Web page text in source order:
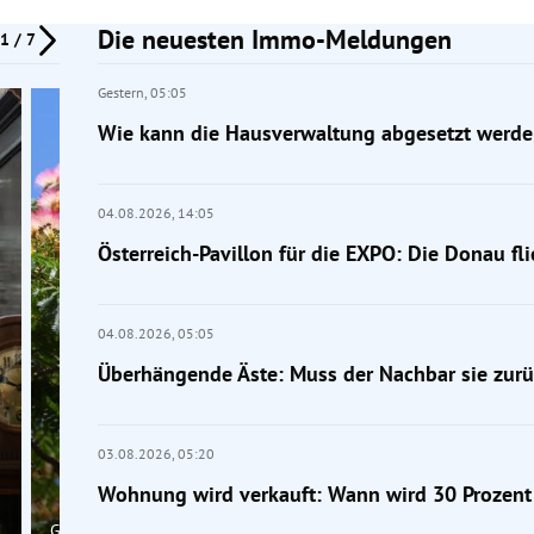
1 / 7 Die neuesten Immo-Meldungen
Gestern, 05:05
Wie kann die Hausverwaltung abgesetzt
04.08.2026, 14:05
Österreich-Pavillon für die EXPO: Die Donau
04.08.2026, 05:05
Überhängende Äste: Muss der Nachbar sie
03.08.2026, 05:20
Wohnung wird verkauft: Wann wird 30